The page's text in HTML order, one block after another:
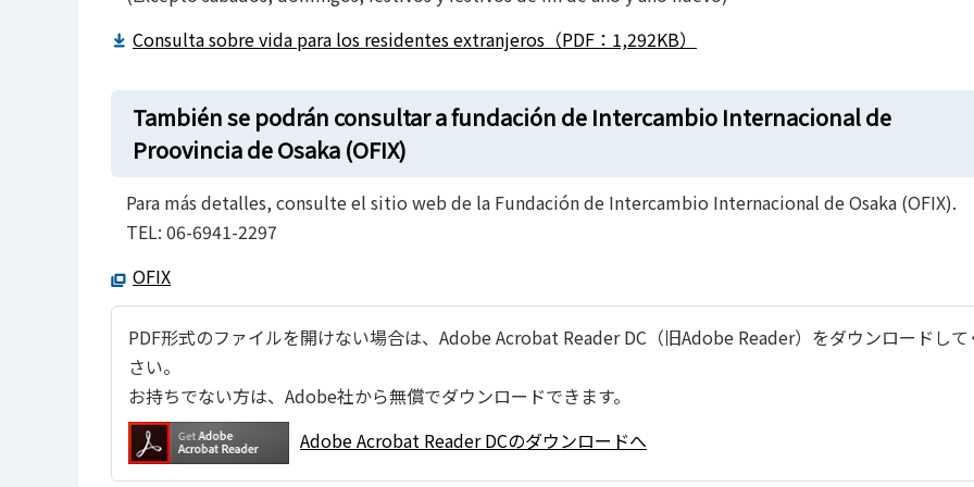
Consulta sobre vida para los residentes extranjeros（PDF：1,292KB）
También se podrán consultar a fundación de Intercambio Internacional de
Proovincia de Osaka (OFIX)
Para más detalles, consulte el sitio web de la Fundación de Intercambio Internacional de Osaka (OFIX).
TEL: 06-6941-2297
OFIX
PDF形式のファイルを開けない場合は、Adobe Acrobat Reader DC（旧Adobe Reader）をダウンロードして
さい。
お持ちでない方は、Adobe社から無償でダウンロードできます。
Adobe Acrobat Reader DCのダウンロードへ